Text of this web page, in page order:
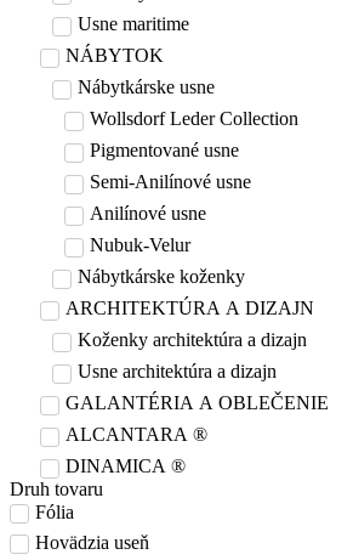
Usne maritime
NÁBYTOK
Nábytkárske usne
Wollsdorf Leder Collection
Pigmentované usne
Semi-Anilínové usne
Anilínové usne
Nubuk-Velur
Nábytkárske koženky
ARCHITEKTÚRA A DIZAJN
Koženky architektúra a dizajn
Usne architektúra a dizajn
GALANTÉRIA A OBLEČENIE
ALCANTARA ®
DINAMICA ®
Druh tovaru
Fólia
Hovädzia useň